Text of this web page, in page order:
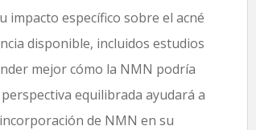
impacto específico sobre el acné
disponible, incluidos estudios
mejor cómo la NMN podría
equilibrada ayudará a
de NMN en su